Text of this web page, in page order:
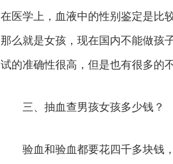
在医学上，血液中的性别鉴定是比
那么就是女孩，现在国内不能做孩
试的准确性很高，但是也有很多的
三、抽血查男孩女孩多少钱？
验血和验血都要花四千多块钱，